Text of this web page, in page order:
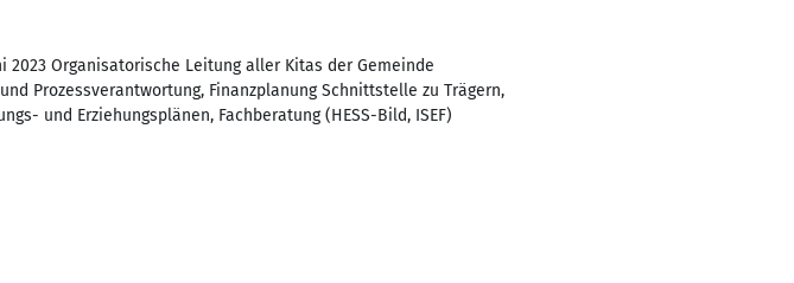
2023 Organisatorische Leitung aller Kitas der Gemeinde
Prozessverantwortung, Finanzplanung Schnittstelle zu Trägern,
und Erziehungsplänen, Fachberatung (HESS-Bild, ISEF)